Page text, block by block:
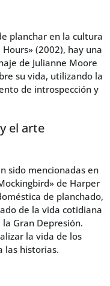
planchar en la cultura
(2002), hay una
de Julianne Moore
su vida, utilizando la
de introspección y
el arte
sido mencionadas en
de Harper
de planchado,
de la vida cotidiana
Gran Depresión.
la vida de los
las historias.